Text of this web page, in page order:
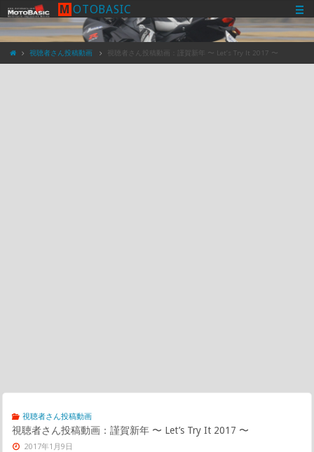
M OTOBASIC
視聴者さん投稿動画 視聴者さん投稿動画：謹賀新年 〜 Let’s Try It 2017 〜
視聴者さん投稿動画
視聴者さん投稿動画：謹賀新年 〜 Let’s Try It 2017 〜
2017年1月9日